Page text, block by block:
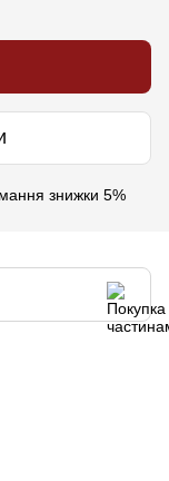
знижки 5%